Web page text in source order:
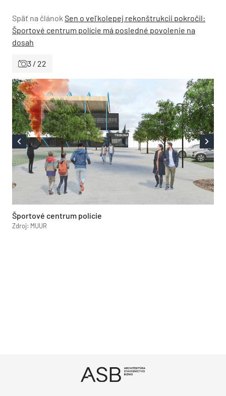
Späť na článok Sen o veľkolepej rekonštrukcii pokročil:
Športové centrum polície má posledné povolenie na
dosah
3 / 22
Športové centrum polície
Zdroj: MUUR